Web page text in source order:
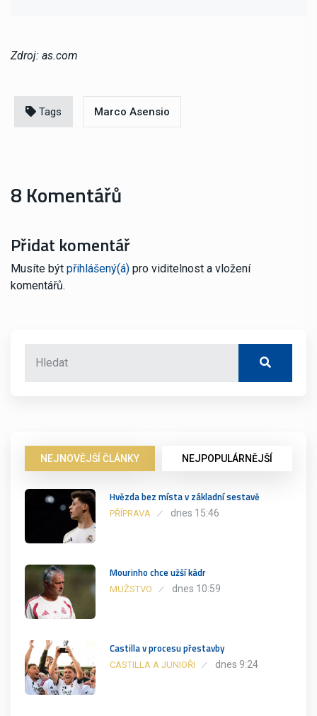
Zdroj: as.com
Tags Marco Asensio
8 Komentářů
Přidat komentář
Musíte být přihlášený(á) pro viditelnost a vložení
komentářů.
NEJNOVĚJŠÍ ČLÁNKY NEJPOPULÁRNĚJŠÍ
Hvězda bez místa v základní sestavě
PŘÍPRAVA dnes 15:46
Mourinho chce užší kádr
MUŽSTVO dnes 10:59
Castilla v procesu přestavby
CASTILLA A JUNIOŘI dnes 9:24